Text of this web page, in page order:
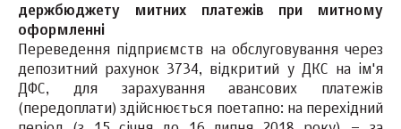
держбюджету митних платежів при митному
оформленні
Переведення підприємств на обслуговування через
депозитний рахунок 3734, відкритий у ДКС на ім'я
ДФС, для зарахування авансових платежів
(передоплати) здійснюється поетапно: на перехідний